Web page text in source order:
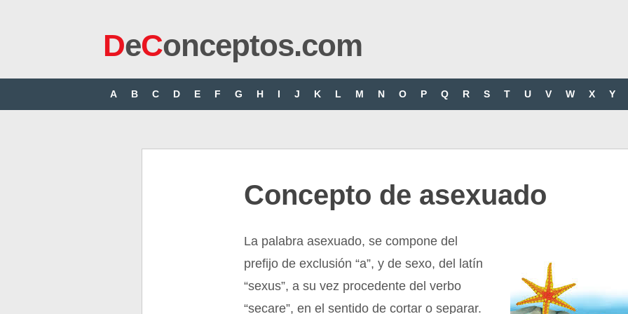
DeConceptos.com
A B C D E F G H I J K L M N O P Q R S T U V W X Y
Concepto de asexuado
La palabra asexuado, se compone del
prefijo de exclusión “a”, y de sexo, del latín
“sexus”, a su vez procedente del verbo
“secare”, en el sentido de cortar o separar.